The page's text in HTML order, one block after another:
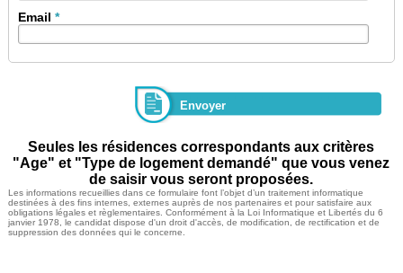
Email *
Seules les résidences correspondants aux critères
"Age" et "Type de logement demandé" que vous venez
de saisir vous seront proposées.
Les informations recueillies dans ce formulaire font l’objet d’un traitement informatique
destinées à des fins internes, externes auprès de nos partenaires et pour satisfaire aux
obligations légales et règlementaires. Conformément à la Loi Informatique et Libertés du 6
janvier 1978, le candidat dispose d'un droit d'accès, de modification, de rectification et de
suppression des données qui le concerne.